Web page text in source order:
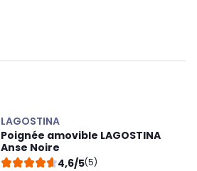
LAGOSTINA
Poignée amovible LAGOSTINA
Anse Noire
4,6/5(5)